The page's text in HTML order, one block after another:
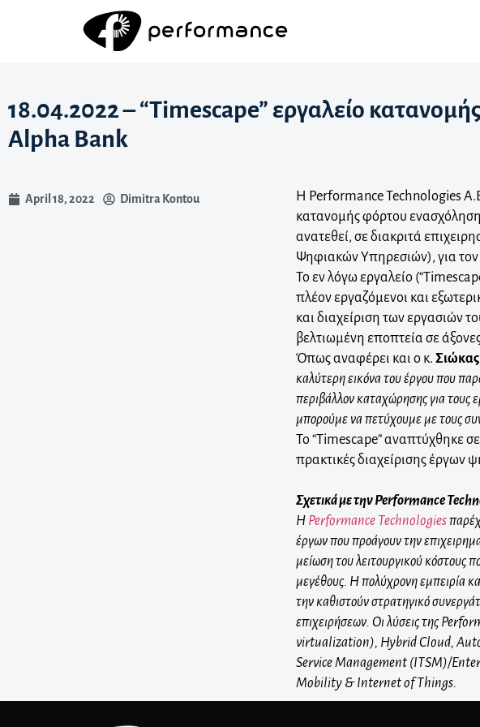
18.04.2022 – “Timescape” εργαλείο
Alpha Bank
April 18, 2022 Dimitra Kontou
Η Performance Technologies
κατανομής φόρτου
ανατεθεί, σε διακριτά
Ψηφιακών Υπηρεσιών), για
Το εν λόγω εργαλείο
πλέον εργαζόμενοι και
και διαχείριση των εργασιών
βελτιωμένη εποπτεία σε
Όπως αναφέρει και ο κ. Σιώκας
καλύτερη εικόνα του έργου που
περιβάλλον καταχώρησης για τους
μπορούμε να πετύχουμε με τους
Το “Timescape” αναπτύχθηκε
πρακτικές διαχείρισης έργων
Σχετικά με τηνPerformance
Η Performance Technologies
έργων που προάγουν την
μείωση του λειτουργικού κόστους
μεγέθους. Η πολύχρονη εμπειρία
την καθιστούν στρατηγικό
επιχειρήσεων. Οι λύσεις της
virtualization), Hybrid Cloud,
Service Management (ITSM)/
Mobility & Internet of Things.